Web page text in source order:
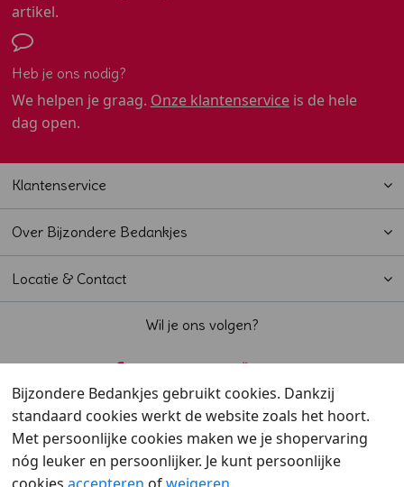
artikel.
Heb je ons nodig?
We helpen je graag. Onze klantenserviceis de hele
dag open.
Klantenservice
Over Bijzondere Bedankjes
Locatie & Contact
Wil je ons volgen?
Beoordeeld met een door klanten
Bijzondere Bedankjes gebruikt cookies. Dankzij
standaard cookies werkt de website zoals het hoort.
Met persoonlijke cookies maken we je shopervaring
nóg leuker en persoonlijker. Je kunt persoonlijke